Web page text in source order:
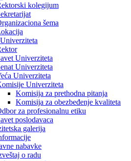
kolegijum
šema
Univerziteta
Univerziteta
Univerziteta
Univerziteta
Komisija za prethodna pitanja
Komisija za obezbeđenje kvaliteta
za profesionalnu etiku
poslodavaca
galerija
nabavke
o radu